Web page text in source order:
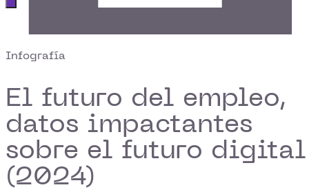
Infografía
El futuro del empleo,
datos impactantes
sobre el futuro digital
(2024)